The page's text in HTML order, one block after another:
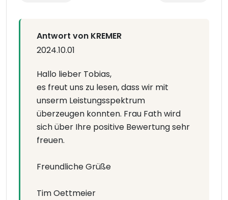
Antwort von KREMER
2024.10.01
Hallo lieber Tobias,
es freut uns zu lesen, dass wir mit
unserm Leistungsspektrum
überzeugen konnten. Frau Fath wird
sich über Ihre positive Bewertung sehr
freuen.
Freundliche Grüße
Tim Oettmeier